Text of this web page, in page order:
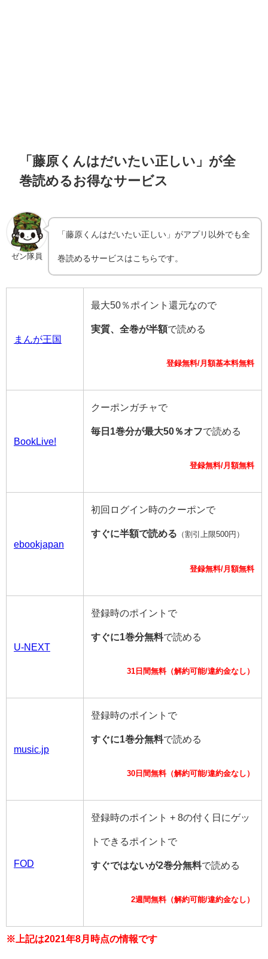
「藤原くんはだいたい正しい」が全
巻読めるお得なサービス
ゼン隊員
「藤原くんはだいたい正しい」がアプリ以外でも全
巻読めるサービスはこちらです。
まんが王国
最大50％ポイント還元なので
実質、全巻が半額で読める
登録無料/月額基本料無料
BookLive!
クーポンガチャで
毎日1巻分が最大50％オフで読める
登録無料/月額無料
ebookjapan
初回ログイン時のクーポンで
すぐに半額で読める （割引上限500円）
登録無料/月額無料
U-NEXT
登録時のポイントで
すぐに1巻分無料で読める
31日間無料（解約可能/違約金なし）
music.jp
登録時のポイントで
すぐに1巻分無料で読める
30日間無料（解約可能/違約金なし）
FOD
登録時のポイント + 8の付く日にゲッ
トできるポイントで
すぐではないが2巻分無料で読める
2週間無料（解約可能/違約金なし）
※上記は2021年8月時点の情報です